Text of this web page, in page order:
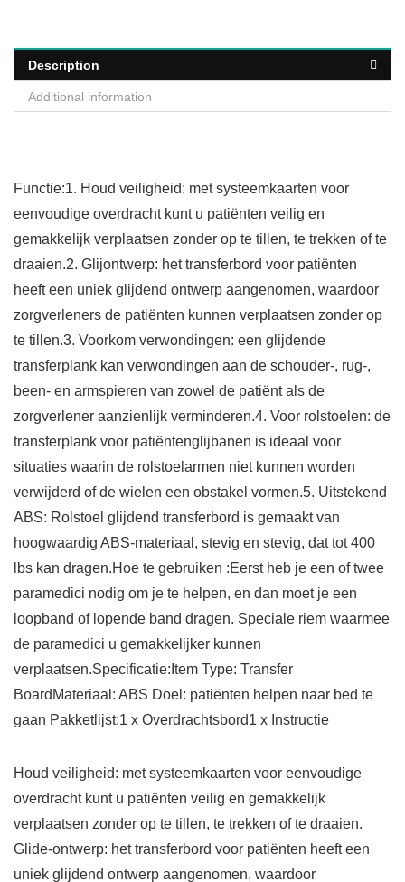
Description
Additional information
Functie:1. Houd veiligheid: met systeemkaarten voor
eenvoudige overdracht kunt u patiënten veilig en
gemakkelijk verplaatsen zonder op te tillen, te trekken of te
draaien.2. Glijontwerp: het transferbord voor patiënten
heeft een uniek glijdend ontwerp aangenomen, waardoor
zorgverleners de patiënten kunnen verplaatsen zonder op
te tillen.3. Voorkom verwondingen: een glijdende
transferplank kan verwondingen aan de schouder-, rug-,
been- en armspieren van zowel de patiënt als de
zorgverlener aanzienlijk verminderen.4. Voor rolstoelen: de
transferplank voor patiëntenglijbanen is ideaal voor
situaties waarin de rolstoelarmen niet kunnen worden
verwijderd of de wielen een obstakel vormen.5. Uitstekend
ABS: Rolstoel glijdend transferbord is gemaakt van
hoogwaardig ABS-materiaal, stevig en stevig, dat tot 400
lbs kan dragen.Hoe te gebruiken :Eerst heb je een of twee
paramedici nodig om je te helpen, en dan moet je een
loopband of lopende band dragen. Speciale riem waarmee
de paramedici u gemakkelijker kunnen
verplaatsen.Specificatie:Item Type: Transfer
BoardMateriaal: ABS Doel: patiënten helpen naar bed te
gaan Pakketlijst:1 x Overdrachtsbord1 x Instructie
Houd veiligheid: met systeemkaarten voor eenvoudige
overdracht kunt u patiënten veilig en gemakkelijk
verplaatsen zonder op te tillen, te trekken of te draaien.
Glide-ontwerp: het transferbord voor patiënten heeft een
uniek glijdend ontwerp aangenomen, waardoor